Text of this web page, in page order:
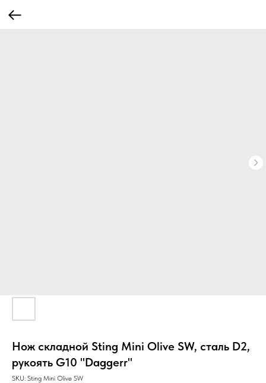
Нож складной Sting Mini Olive SW, сталь D2,
рукоять G10 "Daggerr"
SKU: Sting Mini Olive SW